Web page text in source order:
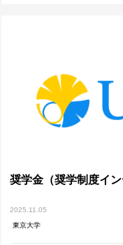
るのではなく、 「自
ねる―― その姿勢こそ
す。 自分の力で未来
しい記事です。 また
きたい内容です。
奨学金（奨学制度イ
2025.11.05
東京大学